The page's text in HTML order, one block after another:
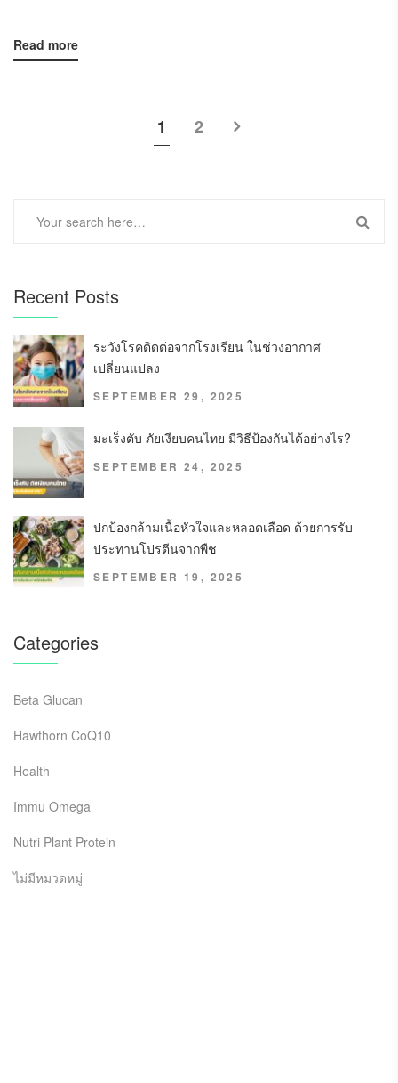
Read more
1 2
Recent Posts
ระวังโรคติดต่อจากโรงเรียน ในช่วงอากาศ
เปลี่ยนแปลง
SEPTEMBER 29, 2025
มะเร็งตับ ภัยเงียบคนไทย มีวิธีป้องกันได้อย่างไร?
SEPTEMBER 24, 2025
ปกป้องกล้ามเนื้อหัวใจและหลอดเลือด ด้วยการรับ
ประทานโปรตีนจากพืช
SEPTEMBER 19, 2025
Categories
Beta Glucan
Hawthorn CoQ10
Health
Immu Omega
Nutri Plant Protein
ไม่มีหมวดหมู่